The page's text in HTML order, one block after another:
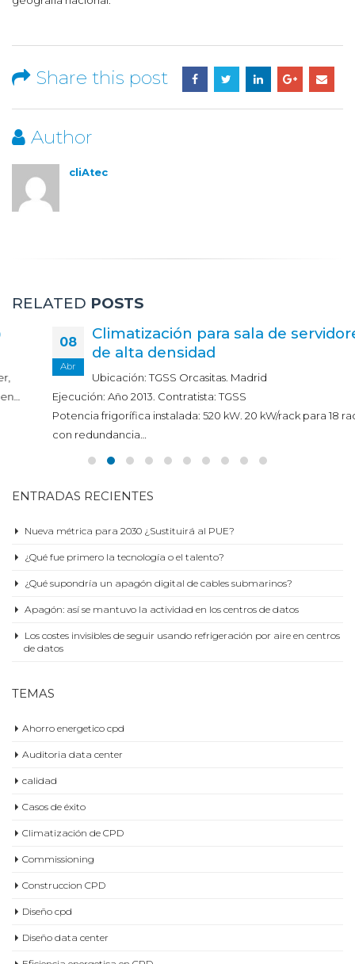
Share this post
Author
cliAtec
RELATED POSTS
Climatización para sala de servidores
de alta densidad
Ubicación: TGSS Orcasitas. Madrid
Ejecución: Año 2013. Contratista: TGSS
Potencia frigorífica instalada: 520 kW. 20 kW/rack para 18 rack
con redundancia…
ENTRADAS RECIENTES
Nueva métrica para 2030 ¿Sustituirá al PUE?
¿Qué fue primero la tecnología o el talento?
¿Qué supondría un apagón digital de cables submarinos?
Apagón: así se mantuvo la actividad en los centros de datos
TEMAS
Ahorro energetico cpd
Auditoria data center
calidad
Casos de éxito
Climatización de CPD
Commissioning
Construccion CPD
Diseño cpd